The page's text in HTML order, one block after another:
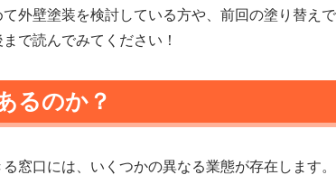
外壁塗装を検討している方や、前回の塗り替え
で読んでみてください！
るのか？
窓口には、いくつかの異なる業態が存在します